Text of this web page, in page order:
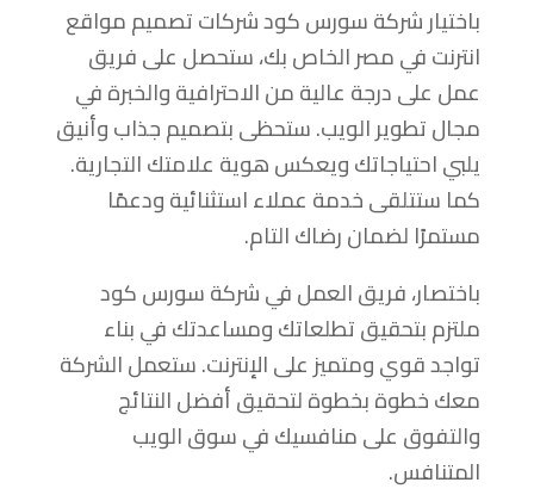
باختيار شركة سورس كود شركات تصميم مواقع
انترنت في مصر الخاص بك، ستحصل على فريق
عمل على درجة عالية من الاحترافية والخبرة في
مجال تطوير الويب. ستحظى بتصميم جذاب وأنيق
يلبي احتياجاتك ويعكس هوية علامتك التجارية.
كما ستتلقى خدمة عملاء استثنائية ودعمًا
مستمرًا لضمان رضاك التام.
باختصار، فريق العمل في شركة سورس كود
ملتزم بتحقيق تطلعاتك ومساعدتك في بناء
تواجد قوي ومتميز على الإنترنت. ستعمل الشركة
معك خطوة بخطوة لتحقيق أفضل النتائج
والتفوق على منافسيك في سوق الويب
المتنافس.